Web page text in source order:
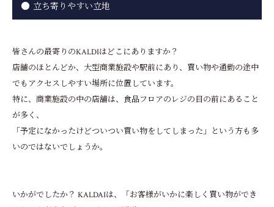
立ち寄りやすい立地
皆さんの最寄りのKALDIはどこにありますか？
店舗のほとんどか、大型商業施設や駅前にあり、買い物や通勤の途中
でもアクセスしやすい場所に位置しています。
特に、商業施設の中の店舗は、食品フロアのレジの目の前にあること
が多く、
「予定になかったけどついつい買い物をしてしまった」という方も多
いのではないでしょうか。
いかがでしたか？ KALDAIは、「お客様がいかに楽しく買い物ができ